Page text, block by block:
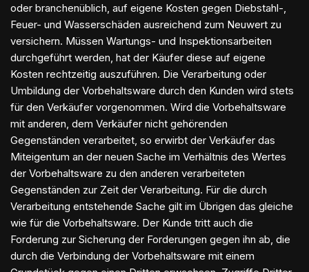
oder branchenüblich, auf eigene Kosten gegen Diebstahl-,
Feuer- und Wasserschäden ausreichend zum Neuwert zu
versichern. Müssen Wartungs- und Inspektionsarbeiten
durchgeführt werden, hat der Käufer diese auf eigene
Kosten rechtzeitig auszuführen. Die Verarbeitung oder
Umbildung der Vorbehaltsware durch den Kunden wird stets
für den Verkäufer vorgenommen. Wird die Vorbehaltsware
mit anderen, dem Verkäufer nicht gehörenden
Gegenständen verarbeitet, so erwirbt der Verkäufer das
Miteigentum an der neuen Sache im Verhältnis des Wertes
der Vorbehaltsware zu den anderen verarbeiteten
Gegenständen zur Zeit der Verarbeitung. Für die durch
Verarbeitung entstehende Sache gilt im Übrigen das gleiche
wie für die Vorbehaltsware. Der Kunde tritt auch die
Forderung zur Sicherung der Forderungen gegen ihn ab, die
durch die Verbindung der Vorbehaltsware mit einem